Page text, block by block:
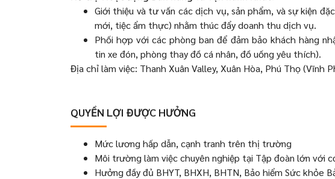
Giới thiệu và tư vấn các dịch vụ, sản phẩm, và sự kiện
mới, tiệc ẩm thực) nhằm thúc đẩy doanh thu dịch vụ.
Phối hợp với các phòng ban để đảm bảo khách hàng
tin xe đón, phòng thay đồ cá nhân, đồ uống yêu thích).
Địa chỉ làm việc: Thanh Xuân Valley, Xuân Hòa, Phú Thọ (Vĩnh
QUYỀN LỢI ĐƯỢC HƯỞNG
Mức lương hấp dẫn, cạnh tranh trên thị trường
Môi trường làm việc chuyên nghiệp tại Tập đoàn lớn với
Hưởng đầy đủ BHYT, BHXH, BHTN, Bảo hiểm Sức khỏe